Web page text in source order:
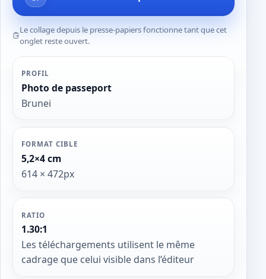
Le collage depuis le presse-papiers fonctionne tant que cet
onglet reste ouvert.
PROFIL
Photo de passeport
Brunei
FORMAT CIBLE
5,2×4 cm
614 × 472px
RATIO
1.30:1
Les téléchargements utilisent le même
cadrage que celui visible dans l’éditeur